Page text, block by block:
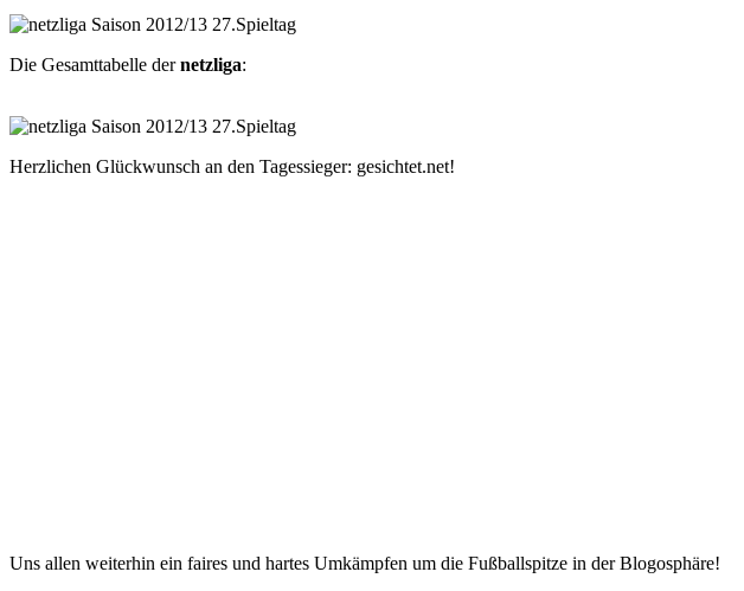
Die Gesamttabelle dernetzliga:
Herzlichen Glückwunsch an den Tagessieger: gesichtet.net!
Uns allen weiterhin ein faires und hartes Umkämpfen um die Fußballspitze in der Blogosphäre!